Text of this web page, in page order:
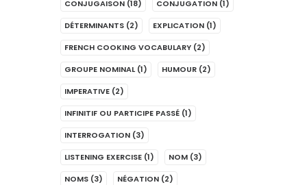
CONJUGAISON (18) CONJUGATION (1)
DÉTERMINANTS (2) EXPLICATION (1)
FRENCH COOKING VOCABULARY (2)
GROUPE NOMINAL (1) HUMOUR (2)
IMPERATIVE (2)
INFINITIF OU PARTICIPE PASSÉ (1)
INTERROGATION (3)
LISTENING EXERCISE (1) NOM (3)
NOMS (3) NÉGATION (2)